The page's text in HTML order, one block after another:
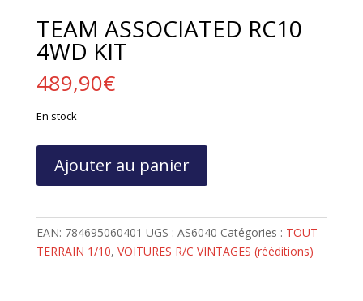
TEAM ASSOCIATED RC10
4WD KIT
489,90€
En stock
TEAM
RC10
4WD
Ajouter au panier
EAN: 784695060401 UGS : AS6040 Catégories : TOUT-
TERRAIN 1/10, VOITURES R/C VINTAGES (rééditions)